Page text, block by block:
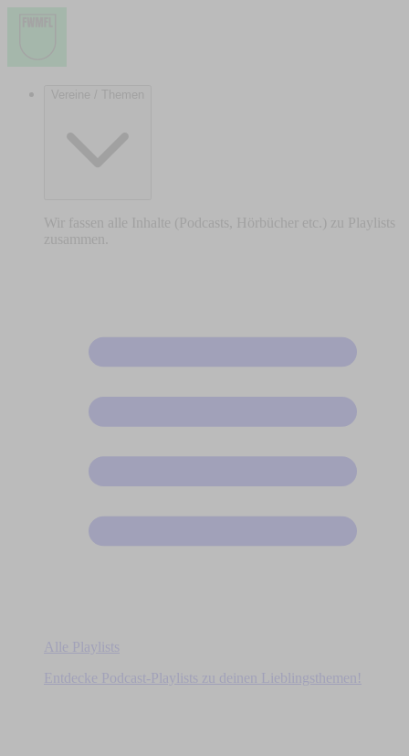
Vereine / Themen
Wir fassen alle Inhalte (Podcasts, Hörbücher etc.) zu Playlists
zusammen.
Alle Playlists
Entdecke Podcast-Playlists zu deinen Lieblingsthemen!